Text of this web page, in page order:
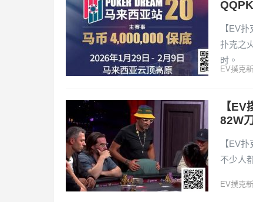
【EV
扑克之
时。
EV撲克
【
82W
【EV
不少人
EV撲克